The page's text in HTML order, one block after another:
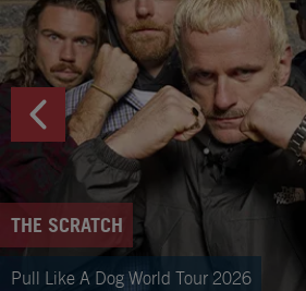
THE SCRATCH
Pull Like A Dog World Tour 2026